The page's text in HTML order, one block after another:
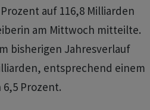
auf 116,8 Milliarden
am Mittwoch mitteilte.
bisherigen Jahresverlauf
entsprechend einem
Prozent.